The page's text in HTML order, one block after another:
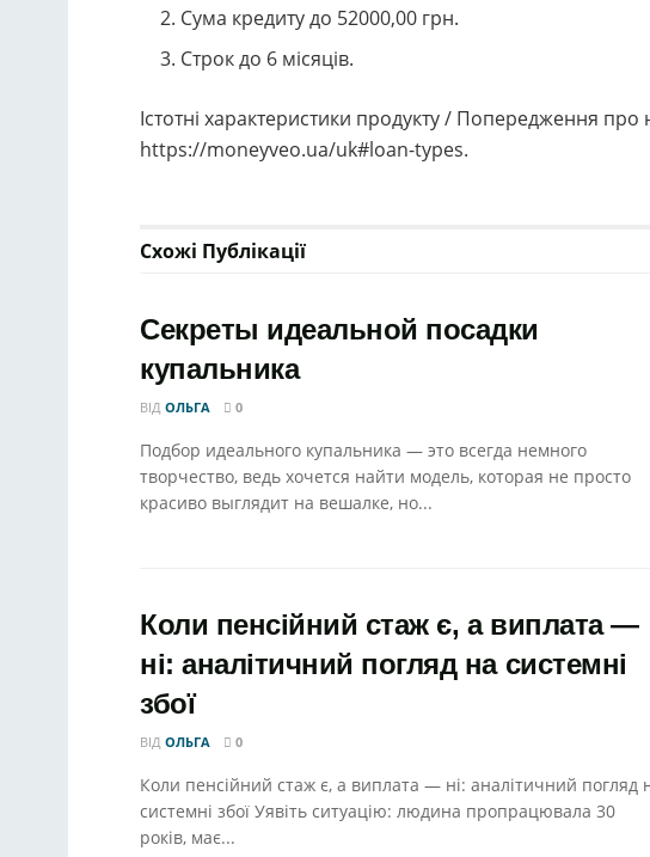
Сума кредиту до 52000,00 грн.
Строк до 6 місяців.
Істотні характеристики продукту / Попередження про
https://moneyveo.ua/uk#loan-types.
Схожі Публікації
Секреты идеальной посадки
купальника
ВІД ОЛЬГА 0
Подбор идеального купальника — это всегда немного
творчество, ведь хочется найти модель, которая не просто
красиво выглядит на вешалке, но...
Коли пенсійний стаж є, а виплата —
ні: аналітичний погляд на системні
збої
ВІД ОЛЬГА 0
Коли пенсійний стаж є, а виплата — ні: аналітичний погляд
системні збої Уявіть ситуацію: людина пропрацювала 30
років, має...